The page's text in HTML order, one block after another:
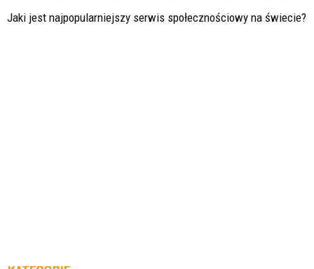
Jaki jest najpopularniejszy serwis społecznościowy na świecie?